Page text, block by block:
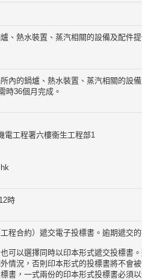
、熱水裝置、蒸汽相關的設備及配件
內的鍋爐、熱水裝置、蒸汽相關的設
時36個月完成。
電工程署六樓衞生工程部1
時
程合約）遞交電子投標書。逾期遞交
可以選擇同時以印本形式遞交投標書
情況，否則印本形式的投標書將不會
書，一式兩份的印本形式投標書必須